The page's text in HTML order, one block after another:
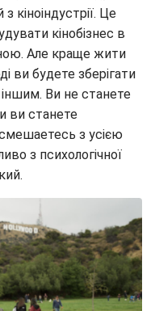
кіноіндустрії. Це
кінобізнес в
Але краще жити
ви будете зберігати
Ви не станете
ви станете
з усією
з психологічної